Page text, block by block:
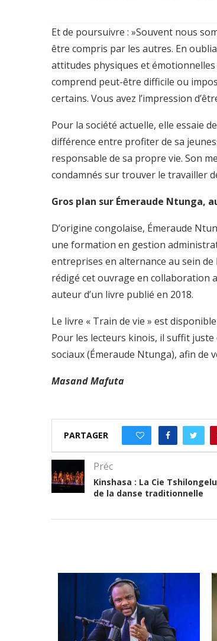
Et de poursuivre : »Souvent nous
être compris par les autres. En
attitudes physiques et
comprend peut-être difficile ou
certains. Vous avez l’impression
Pour la société actuelle, elle essaie
différence entre profiter de sa
responsable de sa propre vie. Son
condamnés sur trouver le travailler
Gros plan sur Émeraude Ntunga,
D’origine congolaise, Émeraude
une formation en gestion
entreprises en alternance au sein de
rédigé cet ouvrage en collaboration
auteur d’un livre publié en 2018.
Le livre « Train de vie » est
Pour les lecteurs kinois, il suffit
sociaux (Émeraude Ntunga), afin de
Masand Mafuta
PARTAGER
Préc
Kinshasa : La Cie
de la danse traditionnelle